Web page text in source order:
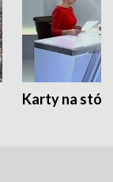
Karty na